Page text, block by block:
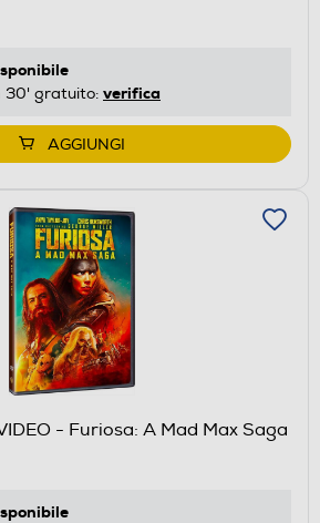
30' gratuito: verifica
AGGIUNGI
- Furiosa: A Mad Max Saga